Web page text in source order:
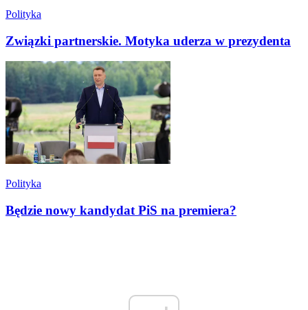
Polityka
Związki partnerskie. Motyka uderza w prezydenta
Polityka
Będzie nowy kandydat PiS na premiera?